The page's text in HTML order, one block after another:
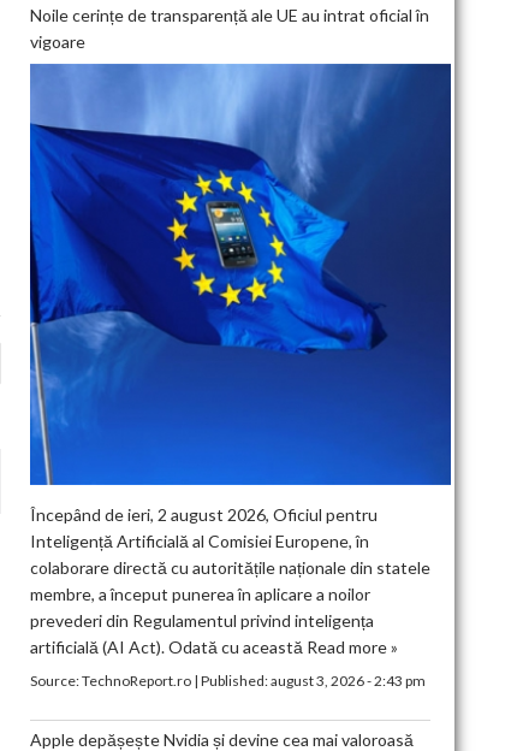
Noile cerințe de transparență ale UE au intrat oficial în
vigoare
Începând de ieri, 2 august 2026, Oficiul pentru
Inteligență Artificială al Comisiei Europene, în
colaborare directă cu autoritățile naționale din statele
membre, a început punerea în aplicare a noilor
prevederi din Regulamentul privind inteligența
artificială (AI Act). Odată cu această Read more »
Source:TechnoReport.ro| Published:august 3, 2026 - 2:43 pm
Apple depășește Nvidia și devine cea mai valoroasă